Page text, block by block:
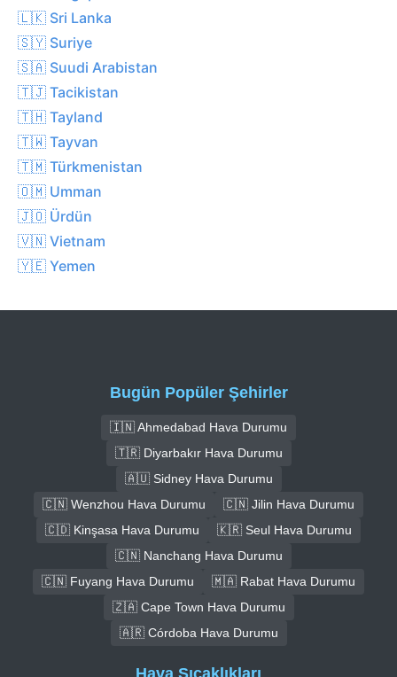
🇱🇰 Sri Lanka
🇸🇾 Suriye
🇸🇦 Suudi Arabistan
🇹🇯 Tacikistan
🇹🇭 Tayland
🇹🇼 Tayvan
🇹🇲 Türkmenistan
🇴🇲 Umman
🇯🇴 Ürdün
🇻🇳 Vietnam
🇾🇪 Yemen
Bugün Popüler Şehirler
🇮🇳 Ahmedabad Hava Durumu
🇹🇷 Diyarbakır Hava Durumu
🇦🇺 Sidney Hava Durumu
🇨🇳 Wenzhou Hava Durumu
🇨🇳 Jilin Hava Durumu
🇨🇩 Kinşasa Hava Durumu
🇰🇷 Seul Hava Durumu
🇨🇳 Nanchang Hava Durumu
🇨🇳 Fuyang Hava Durumu
🇲🇦 Rabat Hava Durumu
🇿🇦 Cape Town Hava Durumu
🇦🇷 Córdoba Hava Durumu
Hava Sıcaklıkları